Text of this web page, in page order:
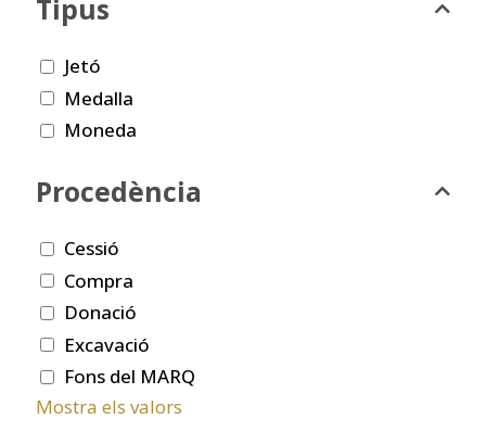
Tipus
Jetó
Medalla
Moneda
Procedència
Cessió
Compra
Donació
Excavació
Fons del MARQ
Mostra els valors